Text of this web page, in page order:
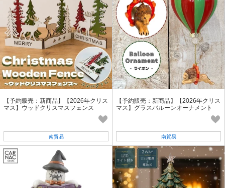
【予約販売：新商品】【2026年クリス
マス】ウッドクリスマスフェンス
南貿易
【予約販売：新商品】【2026年クリス
マス】グラスバルーンオーナメント
南貿易